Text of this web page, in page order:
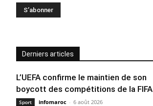
Derniers articles
L’UEFA confirme le maintien de son
boycott des compétitions de la FIFA
Sport infomaroc - 6 août 2026